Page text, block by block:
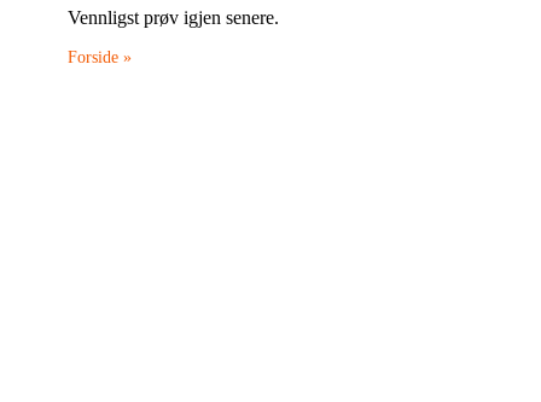
Vennligst prøv igjen senere.
Forside »